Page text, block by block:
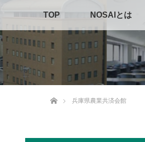
TOP NOSAIとは
兵庫県農業共済会館